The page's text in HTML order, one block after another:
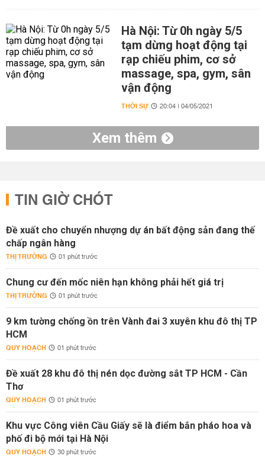
Hà Nội: Từ 0h ngày 5/5
tạm dừng hoạt động tại
rạp chiếu phim, cơ sở
massage, spa, gym, sân
vận động
THỜI SỰ 20:04 | 04/05/2021
Xem thêm
TIN GIỜ CHÓT
Đề xuất cho chuyển nhượng dự án bất động sản đang thế
chấp ngân hàng
THỊ TRƯỜNG 01 phút trước
Chung cư đến mốc niên hạn không phải hết giá trị
THỊ TRƯỜNG 01 phút trước
9 km tường chống ồn trên Vành đai 3 xuyên khu đô thị TP
HCM
QUY HOẠCH 01 phút trước
Đề xuất 28 khu đô thị nén dọc đường sắt TP HCM - Cần
Thơ
QUY HOẠCH 01 phút trước
Khu vực Công viên Cầu Giấy sẽ là điểm bắn pháo hoa và
phố đi bộ mới tại Hà Nội
QUY HOẠCH 30 phút trước